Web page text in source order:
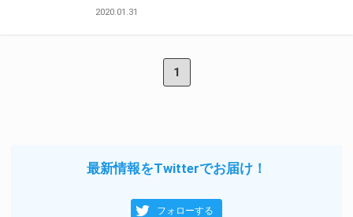
2020.01.31
1
最新情報をTwitterでお届け！
フォローする